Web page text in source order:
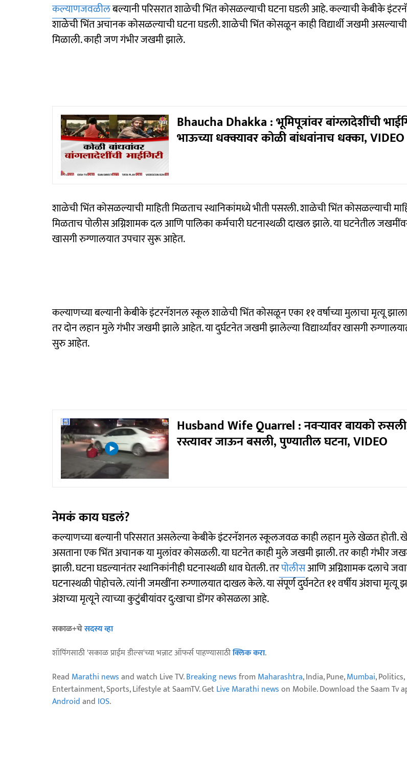
कल्याणजवळीलबल्यानी परिसरात शाळेची भिंत कोसळल्याची घटना घडली आहे. कल्याची केबीके
शाळेची भिंत अचानक कोसळल्याची घटना घडली. शाळेची भिंत कोसळून काही विद्यार्थी जखमी असल्याची
मिळाली. काही जण गंभीर जखमी झाले.
Bhaucha Dhakka : भूमिपूत्रांवर बांग्लादेशींची
भाऊच्या धक्क्यावर कोळी बांधवांनाच धक्का, VIDEO
शाळेची भिंत कोसळल्याची माहिती मिळताच स्थानिकांमध्ये भीती पसरली. शाळेची भिंत कोसळल्याची
मिळताच पोलीस अग्निशामक दल आणि पालिका कर्मचारी घटनास्थळी दाखल झाले. या घटनेतील
खासगी रुग्णालयात उपचार सुरू आहेत.
कल्याणच्या बल्यानी केबीके इंटरनॅशनल स्कूल शाळेची भिंत कोसळून एका ११ वर्षाच्या मुलाचा मृत्यू
तर दोन लहान मुले गंभीर जखमी झाले आहेत. या दुर्घटनेत जखमी झालेल्या विद्यार्थ्यांवर खासगी
सुरु आहेत.
Husband Wife Quarrel : नवऱ्यावर बायको
रस्त्यावर जाऊन बसली, पुण्यातील घटना, VIDEO
नेमकं काय घडलं?
कल्याणच्या बल्यानी परिसरात असलेल्या केबीके इंटरनॅशनल स्कूलजवळ काही लहान मुले खेळत होती.
असताना एक भिंत अचानक या मुलांवर कोसळली. या घटनेत काही मुले जखमी झाली. तर काही गंभीर
झाली. घटना घडल्यानंतर स्थानिकांनीही घटनास्थळी धाव घेतली. तरपोलीसआणि अग्निशामक दलाचे
घटनास्थळी पोहोचले. त्यांनी जमखींना रुग्णालयात दाखल केले. या संपूर्ण दुर्घनटेत ११ वर्षीय अंशचा मृत्यू
अंशच्या मृत्यूने त्याच्या कुटुंबीयांवर दु:खाचा डोंगर कोसळला आहे.
सकाळ+चेसदस्य व्हा
शॉपिंगसाठी 'सकाळ प्राईम डील्स'च्या भन्नाट ऑफर्स पाहण्यासाठीक्लिक करा.
Read Marathi newsand watch Live TV.Breaking newsfrom Maharashtra, India, Pune,Mumbai, Politics,
Entertainment, Sports, Lifestyle at SaamTV. GetLive Marathi newson Mobile. Download the Saam Tv
Androidand IOS.